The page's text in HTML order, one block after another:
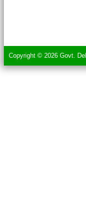
Copyright © 2026 Govt.